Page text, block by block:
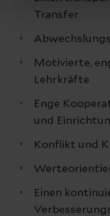
Transfer
Motivierte,
Lehrkräfte
Enge
und
Konflikt und
Einen